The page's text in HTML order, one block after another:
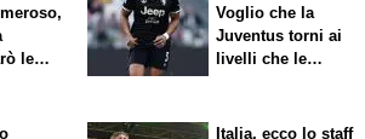
le
Voglio che la
Juventus torni ai
livelli che le
Italia, ecco lo staff